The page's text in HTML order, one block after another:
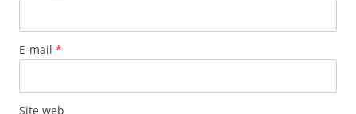
E-mail *
Site web